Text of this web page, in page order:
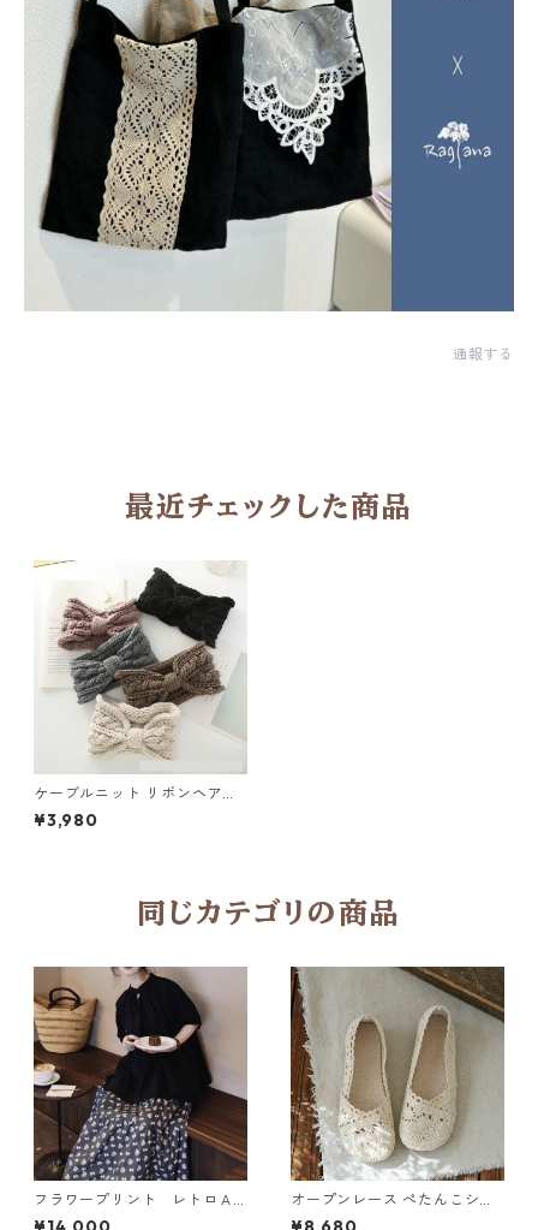
通報する
最近チェックした商品
ケーブルニット リボンヘアタ
ーバン 12-158
¥3,980
同じカテゴリの商品
フラワープリント レトロＡ
ラインスカート N SLSK094
オープンレース ぺたんこシュ
ーズ 2col Y 260097